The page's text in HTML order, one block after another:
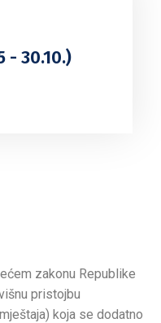
- 30.10.)
zakonu Republike
pristojbu
koja se dodatno